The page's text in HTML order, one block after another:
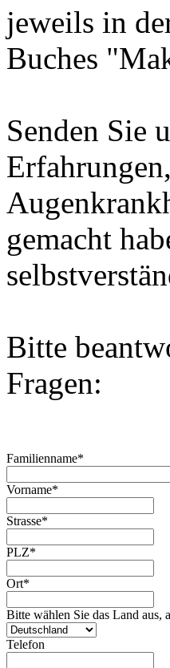
jeweils in
Buches
Senden Sie
gemacht
Bitte
Fragen:
Familienname*
Vorname*
Strasse*
PLZ*
Ort*
Bitte wählen Sie das Land aus,
Telefon